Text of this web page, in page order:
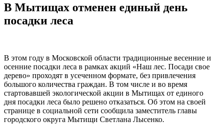
В Мытищах отменен единый день
посадки леса
В этом году в Московской области традиционные весенние и
осенние посадки леса в рамках акций «Наш лес. Посади свое
дерево» проходят в усеченном формате, без привлечения
большого количества граждан. В том числе и во время
стартовавшей экологической акции в Мытищах от единого
дня посадки леса было решено отказаться. Об этом на своей
странице в социальной сети сообщила заместитель главы
городского округа Мытищи Светлана Лысенко.